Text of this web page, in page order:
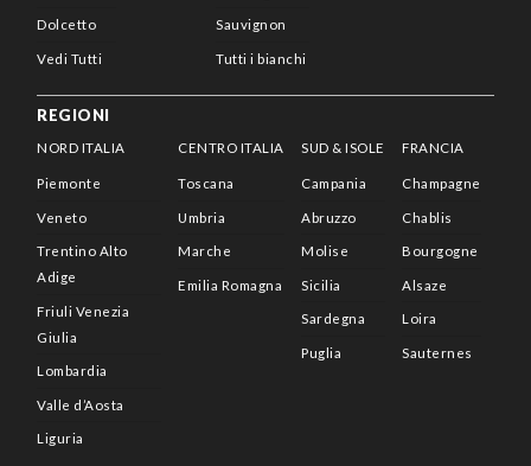
Dolcetto
Vedi Tutti
Sauvignon
Tutti i bianchi
REGIONI
NORD ITALIA
Piemonte
Veneto
Trentino Alto
Adige
Friuli Venezia
Giulia
Lombardia
Valle d’Aosta
Liguria
CENTRO ITALIA
Toscana
Umbria
Marche
Emilia Romagna
SUD & ISOLE
Campania
Abruzzo
Molise
Sicilia
Sardegna
Puglia
FRANCIA
Champagne
Chablis
Bourgogne
Alsaze
Loira
Sauternes